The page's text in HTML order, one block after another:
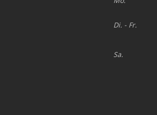
Di. - Fr.
Sa.